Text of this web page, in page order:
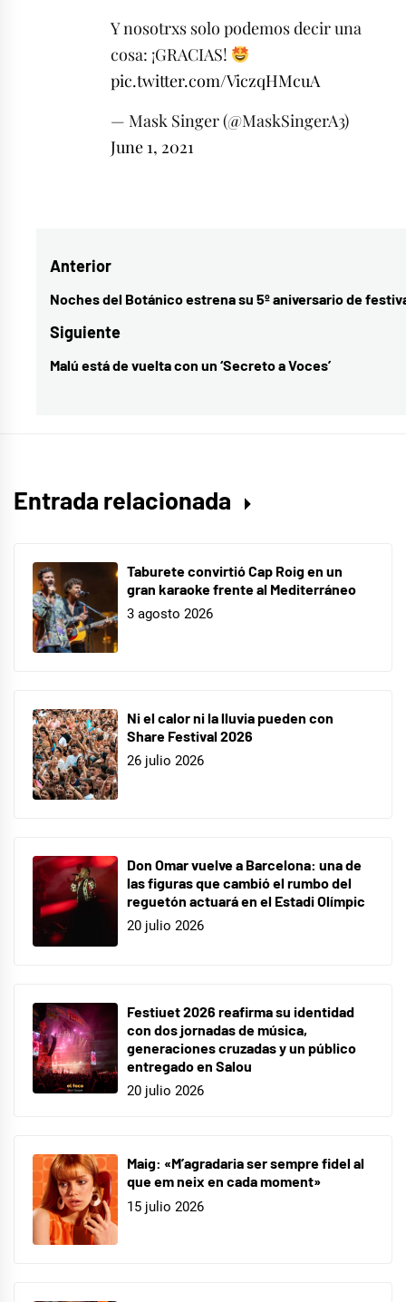
Y nosotrxs solo podemos decir una
cosa: ¡GRACIAS!
pic.twitter.com/ViczqHMcuA
— Mask Singer (@MaskSingerA3)
June 1, 2021
Arturo
Valls,
preysler,
Mask
Vega
TV
Navegación
de
entradas
Anterior
Entrada
anterior:
Noches del Botánico estrena su 5º aniversario de
Siguiente
Entrada
Malú está de vuelta con un ‘Secreto a Voces’
Entrada relacionada
Taburete convirtió Cap Roig en un
gran karaoke frente al Mediterráneo
3 agosto 2026
Ni el calor ni la lluvia pueden con
Share Festival 2026
26 julio 2026
Don Omar vuelve a Barcelona: una de
las figuras que cambió el rumbo del
reguetón actuará en el Estadi Olímpic
20 julio 2026
Festiuet 2026 reafirma su identidad
con dos jornadas de música,
generaciones cruzadas y un público
entregado en Salou
20 julio 2026
Maig: «M’agradaria ser sempre fidel al
que em neix en cada moment»
15 julio 2026